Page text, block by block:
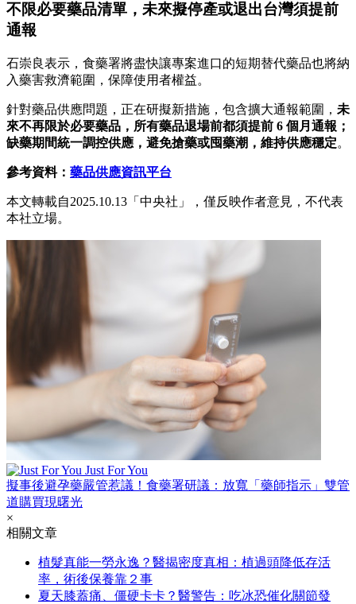
不限必要藥品清單，未來擬停產或退出台灣須提前
通報
石崇良表示，食藥署將盡快讓專案進口的短期替代藥品也將納
入藥害救濟範圍，保障使用者權益。
針對藥品供應問題，正在研擬新措施，包含擴大通報範圍， 未
來不再限於必要藥品，所有藥品退場前都須提前 6 個月通報；
缺藥期間統一調控供應，避免搶藥或囤藥潮，維持供應穩定。
參考資料： 藥品供應資訊平台
本文轉載自2025.10.13「中央社」，僅反映作者意見，不代表
本社立場。
Just For You
擬事後避孕藥嚴管惹議！食藥署研議：放寬「藥師指示」雙管
道購買現曙光
×
相關文章
植髮真能一勞永逸？醫揭密度真相：植過頭降低存活
率，術後保養靠２事
夏天膝蓋痛、僵硬卡卡？醫警告：吃冰恐催化關節發